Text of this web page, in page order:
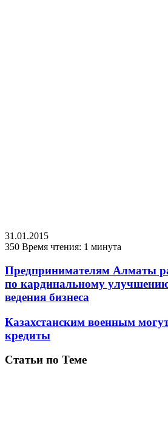
31.01.2015
350 Время чтения: 1 минута
Предпринимателям Алматы
по кардинальному
ведения бизнеса
Казахстанским военным
кредиты
Статьи по Теме